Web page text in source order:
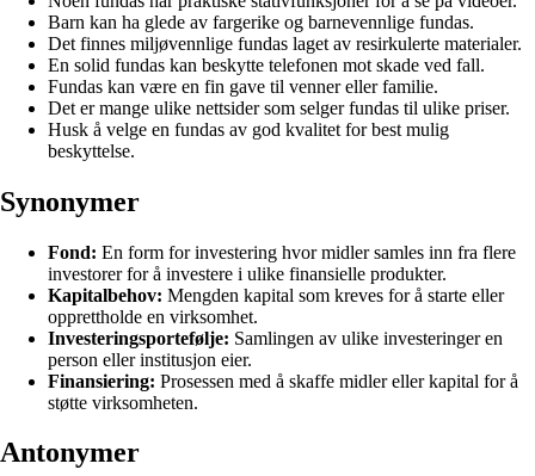
Barn kan ha glede av fargerike og barnevennlige fundas.
Det finnes miljøvennlige fundas laget av resirkulerte materialer.
En solid fundas kan beskytte telefonen mot skade ved fall.
Fundas kan være en fin gave til venner eller familie.
Det er mange ulike nettsider som selger fundas til ulike priser.
Husk å velge en fundas av god kvalitet for best mulig
beskyttelse.
Synonymer
Fond: En form for investering hvor midler samles inn fra flere
investorer for å investere i ulike finansielle produkter.
Kapitalbehov: Mengden kapital som kreves for å starte eller
opprettholde en virksomhet.
Investeringsportefølje: Samlingen av ulike investeringer en
person eller institusjon eier.
Finansiering: Prosessen med å skaffe midler eller kapital for å
støtte virksomheten.
Antonymer